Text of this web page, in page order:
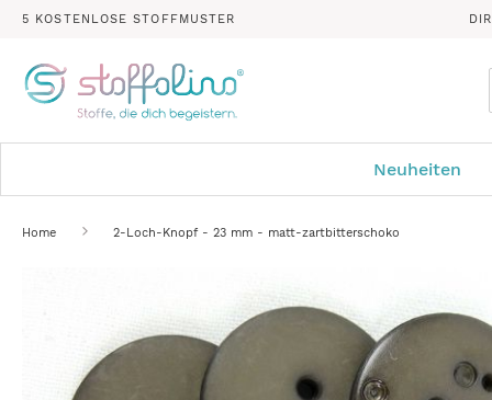
5 KOSTENLOSE STOFFMUSTER
Neuheiten
Home 2-Loch-Knopf - 23 mm - matt-zartbitterschoko
Bildergalerie
springen